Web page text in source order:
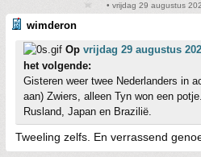
• vrijdag 29 augustus
wimderon
Op vrijdag 29 augustus
het volgende:
Gisteren weer twee Nederlanders in
aan) Zwiers, alleen Tyn won een
Rusland, Japan en Brazilië.
Tweeling zelfs. En verrassend